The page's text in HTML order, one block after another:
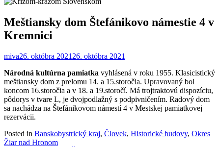
Meštiansky dom Štefánikovo námestie 4 v
Kremnici
miva26. októbra 2021 26. októbra 2021
Národná kultúrna pamiatka vyhlásená v roku 1955. Klasicistický
meštiansky dom z prelomu 14. a 15.storočia. Upravovaný bol
koncom 16.storočia a v 18. a 19.storočí. Má trojtraktovú dispozíciu,
pôdorys v tvare L, je dvojpodlažný s podpivničením. Radový dom
sa nachádza na Štefánikovom námestí 4 v Mestskej pamiatkovej
rezervácii.
Posted in Banskobystrický kraj, Človek, Historické budovy, Okres
Žiar nad Hronom